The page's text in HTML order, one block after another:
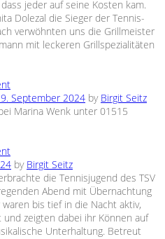
jeder auf seine Kosten kam.
Dolezal die Sieger der Tennis-
verwöhnten uns die Grillmeister
mit leckeren Grillspezialitäten
September 2024 by Birgit Seitz
Marina Wenk unter 01515
by Birgit Seitz
die Tennisjugend des TSV
Abend mit Übernachtung
bis tief in die Nacht aktiv,
zeigten dabei ihr Können auf
Unterhaltung. Betreut